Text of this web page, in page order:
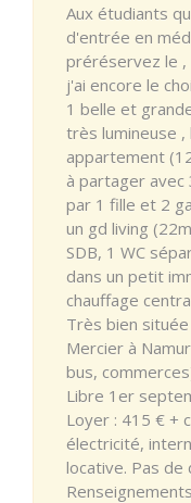
Aux étudiants
d'entrée en
préréservez le ,
j'ai encore le
1 belle et
très lumineuse
appartement
à partager avec
par 1 fille et 2
un gd living
SDB, 1 WC
dans un petit
chauffage
Très bien située
Mercier à
bus,
Libre 1er
Loyer : 415 € +
électricité,
locative. Pas de